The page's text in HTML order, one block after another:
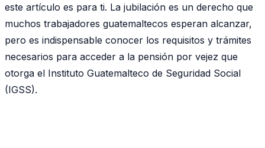
este artículo es para ti. La jubilación es un derecho que
muchos trabajadores guatemaltecos esperan alcanzar,
pero es indispensable conocer los requisitos y trámites
necesarios para acceder a la pensión por vejez que
otorga el Instituto Guatemalteco de Seguridad Social
(IGSS).